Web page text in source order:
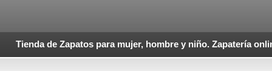
Tienda de Zapatos para mujer, hombre y niño. Zapatería